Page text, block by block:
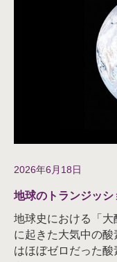
2026年6月18日
地球のトランジッシ
地球史における「
に起きた大気中の
はほぼゼロだった